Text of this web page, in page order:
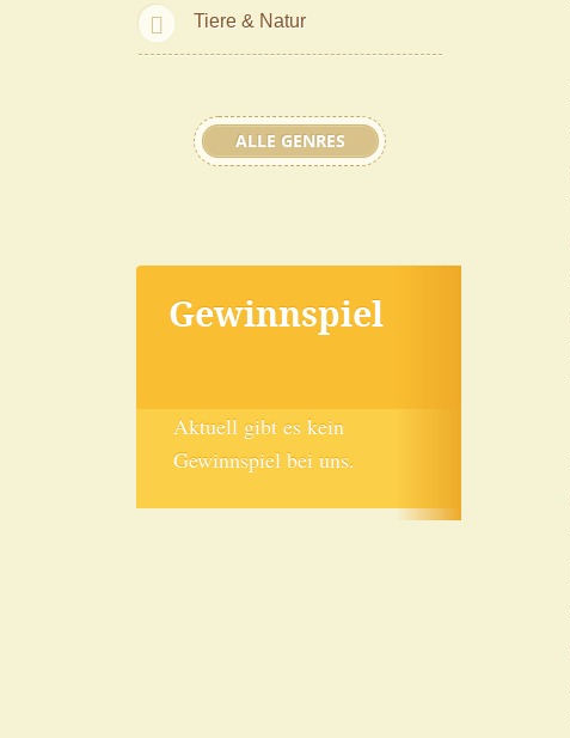
Tiere & Natur
ALLE GENRES
Gewinnspiel
Aktuell gibt es kein
Gewinnspiel bei uns.